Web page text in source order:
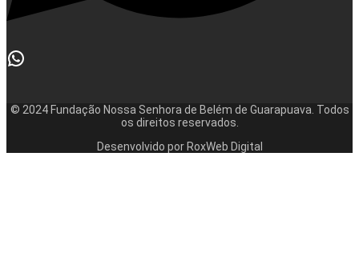
© 2024 Fundação Nossa Senhora de Belém de Guarapuava. Todos
os direitos reservados.
Desenvolvido por RoxWeb Digital